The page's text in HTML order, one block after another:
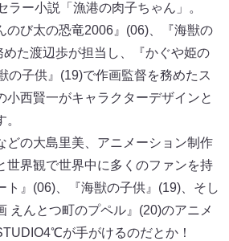
ラー小説「漁港の肉子ちゃん」。
のび太の恐竜2006』(06)、『海獣の
た渡辺歩が担当し、『かぐや姫の
の子供』(19)で作画監督を務めたス
小西賢一がキャラクターデザインと
どの大島里美、アニメーション制作
世界観で世界中に多くのファンを持
ト』(06)、『海獣の子供』(19)、そし
えんとつ町のプペル』(20)のアニメ
が手がけるのだとか！